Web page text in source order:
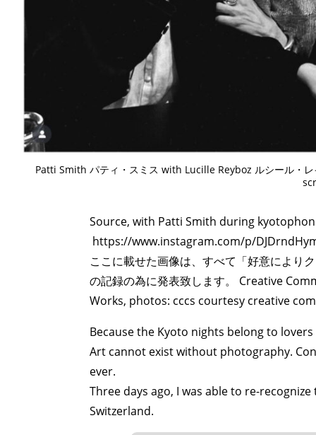
ART WORLD
Patti Smith パティ・スミス with Lucille Reyboz ルシール・
Source, with Patti Smith during
https://www.instagram.com/p/
ここに載せた画像は、すべて「好意により
の記録の為に発表致します。 Creative
Works, photos: cccs courtesy creative
Because the Kyoto nights belong to
Art cannot exist without photography.
ever.
Three days ago, I was able to re-
Switzerland.